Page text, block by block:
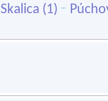
Skalica (1) -